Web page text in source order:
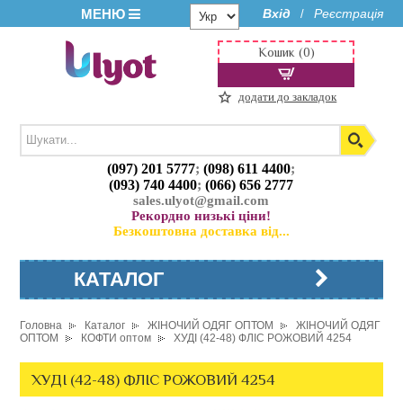
МЕНЮ Вхід / Реєстрація
(097) 201 5777;(098) 611 4400;
(093) 740 4400;(066) 656 2777
sales.ulyot@gmail.com
Рекордно низькі ціни!
Безкоштовна доставка від...
Кошик (0)
додати до закладок
КАТАЛОГ
Головна Каталог ЖІНОЧИЙ ОДЯГ ОПТОМ
ЖІНОЧИЙ ОДЯГ
ОПТОМ
КОФТИ оптом ХУДІ (42-48) ФЛІС РОЖОВИЙ 4254
ХУДІ (42-48) ФЛІС РОЖОВИЙ 4254